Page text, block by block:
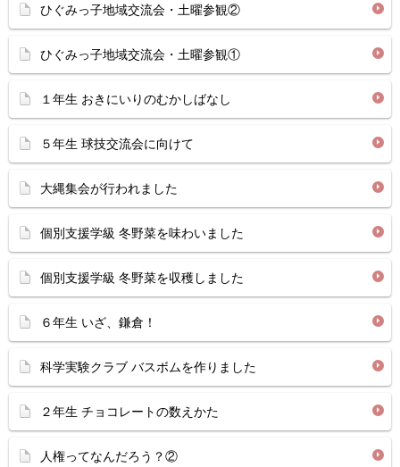
ひぐみっ子地域交流会・土曜参観②
ひぐみっ子地域交流会・土曜参観①
１年生 おきにいりのむかしばなし
５年生 球技交流会に向けて
大縄集会が行われました
個別支援学級 冬野菜を味わいました
個別支援学級 冬野菜を収穫しました
６年生 いざ、鎌倉！
科学実験クラブ バスボムを作りました
２年生 チョコレートの数えかた
人権ってなんだろう？②